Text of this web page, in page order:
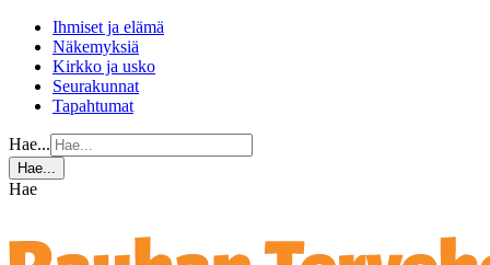
Ihmiset ja elämä
Näkemyksiä
Kirkko ja usko
Seurakunnat
Tapahtumat
Hae...
Hae...
Hae